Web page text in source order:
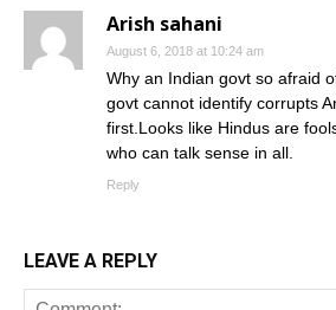
Arish sahani
August 6, 2018 at 10:24 am
Why an Indian govt so afraid
govt cannot identify corrupts
first.Looks like Hindus are
who can talk sense in all.
Reply
LEAVE A REPLY